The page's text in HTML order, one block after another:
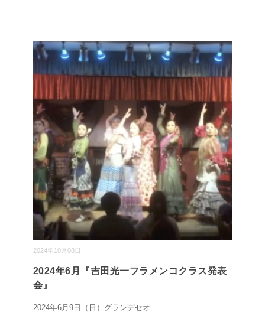
2024年10月08日
2024年6月『吉田光一フラメンコクラス発表
会』
2024年6月9日（日）グランデセオ...